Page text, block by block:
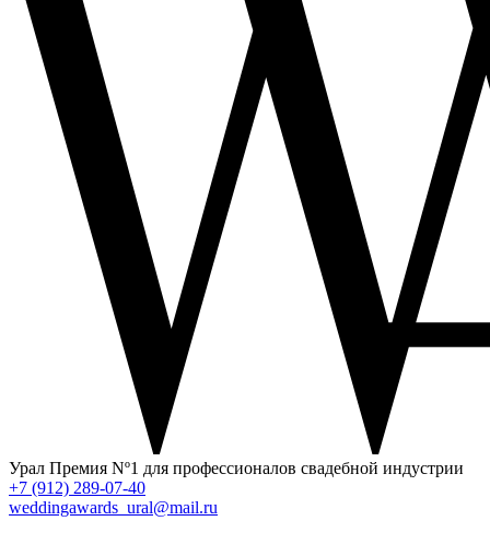
Урал Премия Nº1 для профессионалов свадебной индустрии
+7 (912) 289-07-40
weddingawards_ural@mail.ru